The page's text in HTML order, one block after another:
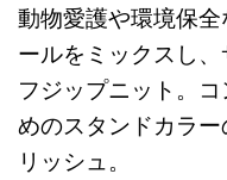
動物愛護や環境保
ールをミックスし
フジップニット。
めのスタンドカラ
リッシュ。